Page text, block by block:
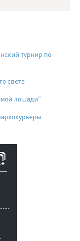
турнир по
света
лошади"